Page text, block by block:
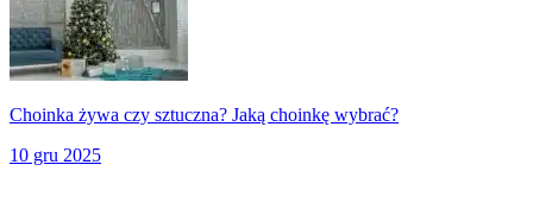
Choinka żywa czy sztuczna? Jaką choinkę wybrać?
10 gru 2025